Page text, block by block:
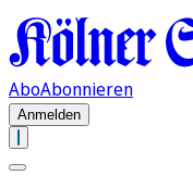
AboAbonnieren
Anmelden